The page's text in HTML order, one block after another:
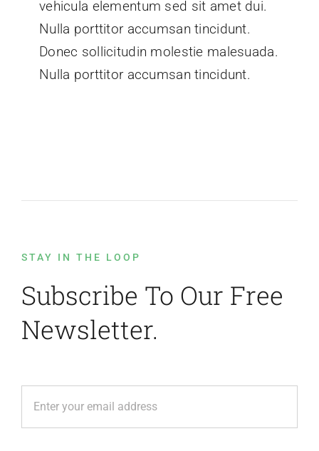
vehicula elementum sed sit amet dui.
Nulla porttitor accumsan tincidunt.
Donec sollicitudin molestie malesuada.
Nulla porttitor accumsan tincidunt.
STAY IN THE LOOP
Subscribe To Our Free
Newsletter.